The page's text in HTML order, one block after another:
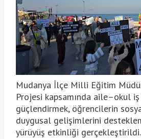
Mudanya İlçe Milli Eğitim
Projesi kapsamında aile–okul
güçlendirmek, öğrencilerin
duygusal gelişimlerini
yürüyüş etkinliği gerçekleştirildi.